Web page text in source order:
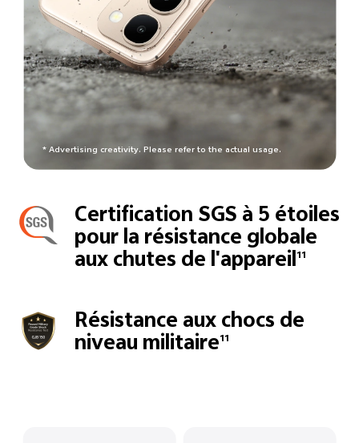
* Advertising creativity. Please refer to the actual usage.
Certification SGS à 5 étoiles
pour la résistance globale
aux chutes de l'appareil11
Résistance aux chocs de
niveau militaire11